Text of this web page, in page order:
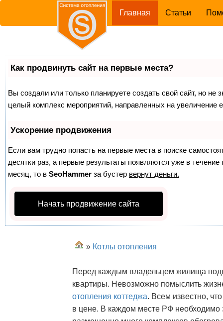
Главная (current)
Статьи
Как продвинуть сайт на первые места?
Вы создали или только планируете создать свой сайт, но не
целый комплекс мероприятий, направленных на увеличение
Ускорение продвижения
Если вам трудно попасть на первые места в поиске
десятки раз, а первые результаты появляются уже в
месяц, то в SeoHammer за бустер вернут деньги.
Начать продвижение сайта
» Котлы отопления
Перед каждым владельцем жилища
квартиры. Невозможно помыслить
отопления коттеджа. Всем известно,
в цене. В каждом месте РФ необходимо